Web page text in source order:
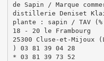
de Sapin / Marque
distillerie Deniset
plante : sapin / TAV
18 - 20 le Frambourg
25300 Cluse-et-Mijoux
) 03 81 39 04 28
* 03 81 39 73 52